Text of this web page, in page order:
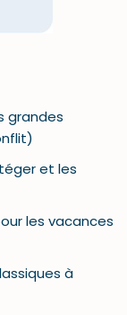
grandes
et les
les vacances
à